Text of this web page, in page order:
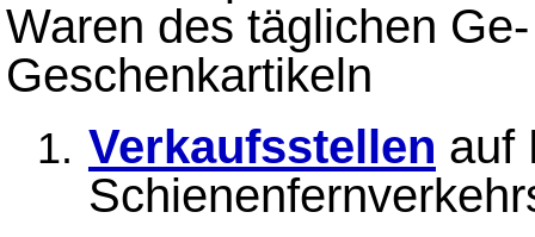
Waren des täglichen
Geschenkartikeln
Verkaufsstellen auf